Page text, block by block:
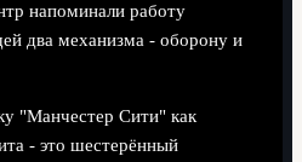
напоминали работу
два механизма - оборону и
"Манчестер Сити" как
- это шестерённый